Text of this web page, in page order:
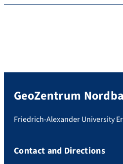
GeoZentrum
Friedrich-Alexander University
Contact and Directions